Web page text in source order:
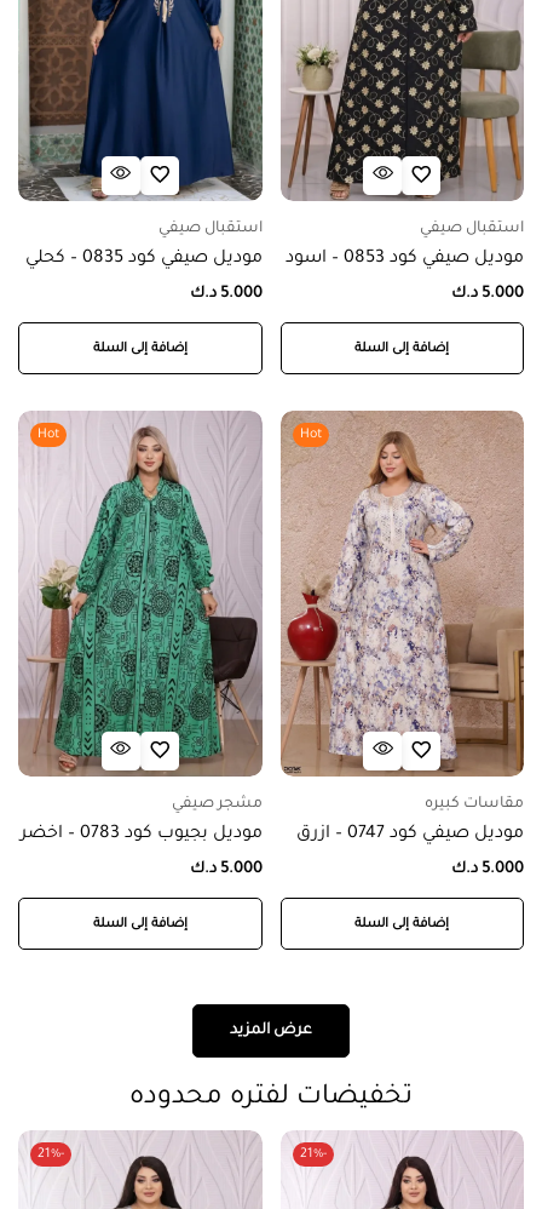
استقبال صيفي
موديل صيفي كود 0853 – اسود
5.000 د.ك
إضافة إلى السلة
استقبال صيفي
موديل صيفي كود 0835 – كحلي
5.000 د.ك
إضافة إلى السلة
Hot
مقاسات كبيره
موديل صيفي كود 0747 – ازرق
5.000 د.ك
إضافة إلى السلة
Hot
مشجر صيفي
موديل بجيوب كود 0783 – اخضر
5.000 د.ك
إضافة إلى السلة
عرض المزيد
تخفيضات لفتره محدوده
-21%
-21%